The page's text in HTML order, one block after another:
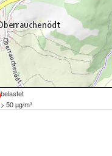
belastet
> 50 µg/m³